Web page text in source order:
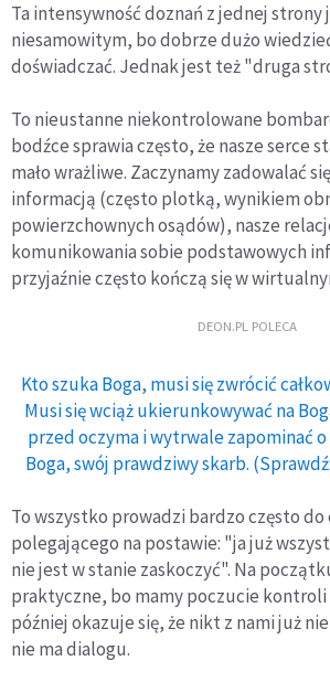
Ta intensywność doznań z jednej strony
niesamowitym, bo dobrze dużo
doświadczać. Jednak jest też "druga
To nieustanne niekontrolowane
bodźce sprawia często, że nasze serce
mało wrażliwe. Zaczynamy zadowalać
informacją (często plotką, wynikiem
powierzchownych osądów), nasze
komunikowania sobie podstawowych
przyjaźnie często kończą się w
DEON.PL POLECA
Kto szuka Boga, musi się zwrócić
Musi się wciąż ukierunkowywać na
przed oczyma i wytrwale zapominać
Boga, swój prawdziwy skarb. (Sprawdź:
To wszystko prowadzi bardzo często
polegającego na postawie: "ja już
nie jest w stanie zaskoczyć". Na
praktyczne, bo mamy poczucie kontroli
później okazuje się, że nikt z nami już
nie ma dialogu.